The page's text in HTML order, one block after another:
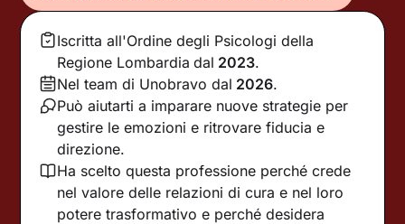
Iscritta all'Ordine degli Psicologi della
Regione Lombardia dal 2023.
Nel team di Unobravo dal 2026.
Può aiutarti a imparare nuove strategie per
gestire le emozioni e ritrovare fiducia e
direzione.
Ha scelto questa professione perché crede
nel valore delle relazioni di cura e nel loro
potere trasformativo e perché desidera